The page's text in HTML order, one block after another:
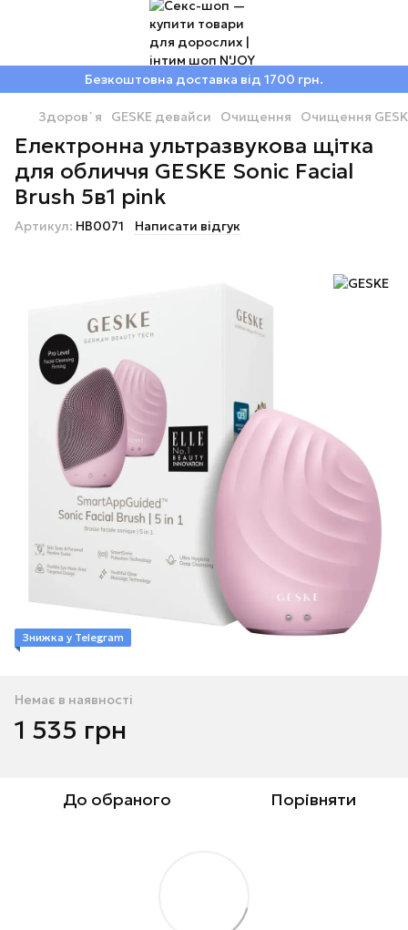
Безкоштовна доставка від 1700 грн.
Здоров`я GESKE девайси Очищення Очищення
Електронна ультразвукова щітка
для обличчя GESKE Sonic Facial
Brush 5в1 pink
Артикул: HB0071 Написати відгук
Знижка у Telegram
Немає в наявності
1 535 грн
До обраного Порівняти